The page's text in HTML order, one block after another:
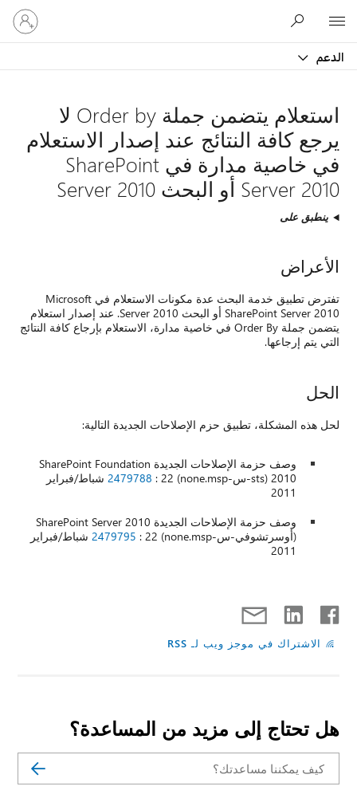
الدعم
تسجيل
الدخول
إلى
استعلام يتضمن جملة Order by لا
يرجع كافة النتائج عند إصدار الاستعلام
في خاصية مدارة في SharePoint
Server 2010 أو البحث Server 2010
ينطبق على
الأعراض
تفترض تطبيق خدمة البحث عدة مكونات الاستعلام في Microsoft
SharePoint Server 2010 أو البحث Server 2010. عند إصدار استعلام
يتضمن جملة Order By في خاصية مدارة، الاستعلام بإرجاع كافة النتائج
التي يتم إرجاعها.
الحل
لحل هذه المشكلة، تطبيق حزم الإصلاحات الجديدة التالية:
وصف حزمة الإصلاحات الجديدة SharePoint Foundation
2010 (sts-س-none.msp)
2479788 : 22 شباط/فبراير
2011
وصف حزمة الإصلاحات الجديدة SharePoint Server 2010
(أوسرتشوفي-س-none.msp)
2479795 : 22 شباط/فبراير
2011
الاشتراك في موجز ويب لـ RSS
هل تحتاج إلى مزيد من المساعدة؟